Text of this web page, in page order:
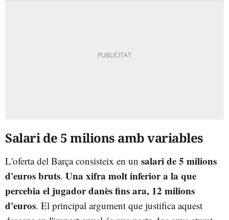
Salari de 5 milions amb variables
L'oferta del Barça consisteix en un salari de 5 milions
d'euros bruts. Una xifra molt inferior a la que
percebia el jugador danès fins ara, 12 milions
d'euros. El principal argument que justifica aquest